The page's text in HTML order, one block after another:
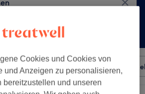
Besonderheiten Salons
Cookies und Cookies von
und Anzeigen zu personalisieren,
bereitzustellen und unseren